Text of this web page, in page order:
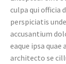
culpa qui officia
perspiciatis
accusantium
eaque ipsa
architecto se